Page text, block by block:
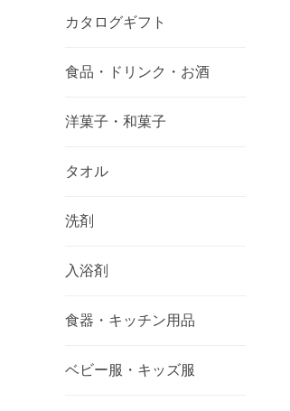
カタログギフト
食品・ドリンク・お酒
洋菓子・和菓子
タオル
洗剤
入浴剤
食器・キッチン用品
ベビー服・キッズ服